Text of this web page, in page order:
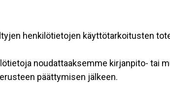
henkilötietojen käyttötarkoitusten
noudattaaksemme kirjanpito- tai
päättymisen jälkeen.